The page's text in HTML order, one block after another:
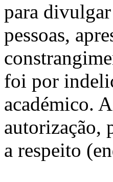
para divulgar
pessoas,
foi por
académico.
autorização,
a respeito